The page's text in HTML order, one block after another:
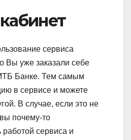
сервиса
Вы уже заказали себе
Банке. Тем самым
в сервисе и можете
В случае, если это не
почему-то
работой сервиса и